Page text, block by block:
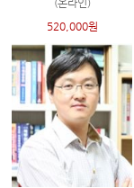
520,000원